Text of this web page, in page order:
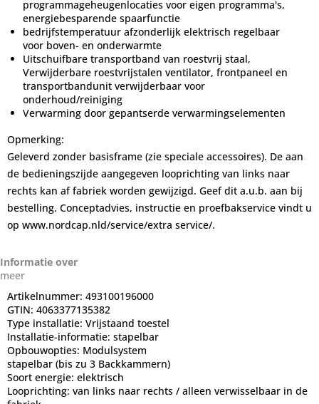
programmageheugenlocaties voor eigen programma's,
energiebesparende spaarfunctie
bedrijfstemperatuur afzonderlijk elektrisch regelbaar
voor boven- en onderwarmte
Uitschuifbare transportband van roestvrij staal,
Verwijderbare roestvrijstalen ventilator, frontpaneel en
transportbandunit verwijderbaar voor
onderhoud/reiniging
Verwarming door gepantserde verwarmingselementen
Opmerking:
Geleverd zonder basisframe (zie speciale accessoires). De aan
de bedieningszijde aangegeven looprichting van links naar
rechts kan af fabriek worden gewijzigd. Geef dit a.u.b. aan bij
bestelling. Conceptadvies, instructie en proefbakservice vindt u
op www.nordcap.nld/service/extra service/.
Informatie over
meer
Artikelnummer: 493100196000
GTIN: 4063377135382
Type installatie: Vrijstaand toestel
Installatie-informatie: stapelbar
Opbouwopties: Modulsystem
stapelbar (bis zu 3 Backkammern)
Soort energie: elektrisch
Looprichting: van links naar rechts / alleen verwisselbaar in de